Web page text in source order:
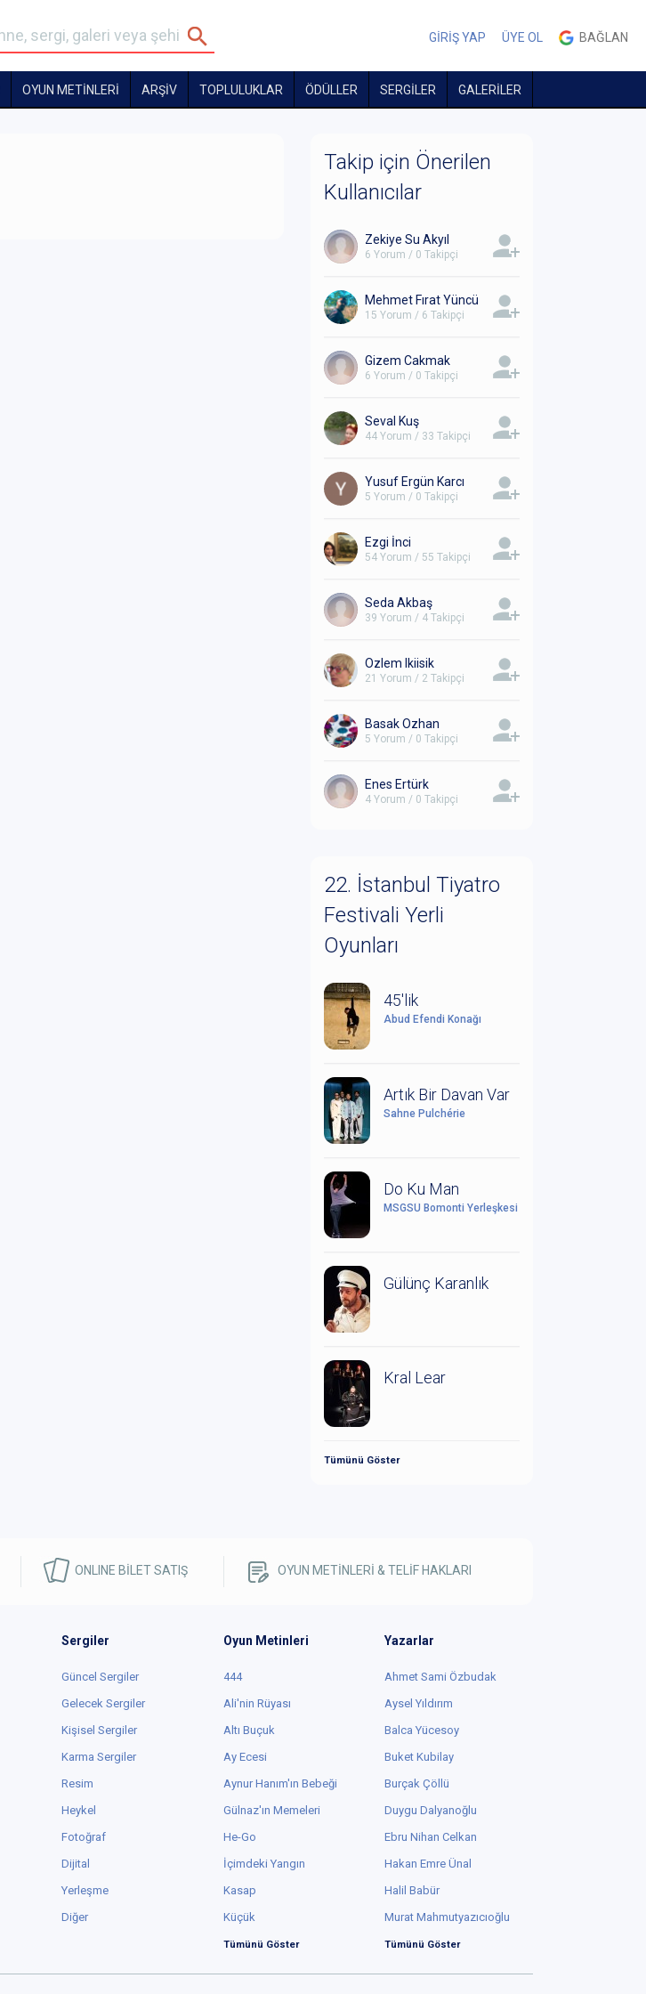
GİRİŞ YAP ÜYE OL BAĞLAN
OYUN METİNLERİ ARŞİV TOPLULUKLAR ÖDÜLLER SERGİLER GALERİLER
Takip için Önerilen
Kullanıcılar
Zekiye Su Akyıl
6 Yorum / 0 Takipçi
Mehmet Fırat Yüncü
15 Yorum / 6 Takipçi
Gizem Cakmak
6 Yorum / 0 Takipçi
Seval Kuş
44 Yorum / 33 Takipçi
Yusuf Ergün Karcı
5 Yorum / 0 Takipçi
Ezgi İnci
54 Yorum / 55 Takipçi
Seda Akbaş
39 Yorum / 4 Takipçi
Ozlem Ikiisik
21 Yorum / 2 Takipçi
Basak Ozhan
5 Yorum / 0 Takipçi
Enes Ertürk
4 Yorum / 0 Takipçi
22. İstanbul Tiyatro
Festivali Yerli
Oyunları
45'lik
Abud Efendi Konağı
Artık Bir Davan Var
Sahne Pulchérie
Do Ku Man
MSGSÜ Bomonti Yerleşkesi
Gülünç Karanlık
Kral Lear
Tümünü Göster
ONLINE BİLET SATIŞ OYUN METİNLERİ & TELİF HAKLARI
Sergiler
Güncel Sergiler
Gelecek Sergiler
Kişisel Sergiler
Karma Sergiler
Resim
Heykel
Fotoğraf
Dijital
Yerleşme
Diğer
Oyun Metinleri
444
Ali'nin Rüyası
Altı Buçuk
Ay Ecesi
Aynur Hanım'ın Bebeği
Gülnaz'ın Memeleri
He-Go
İçimdeki Yangın
Kasap
Küçük
Tümünü Göster
Yazarlar
Ahmet Sami Özbudak
Aysel Yıldırım
Balca Yücesoy
Buket Kubilay
Burçak Çöllü
Duygu Dalyanoğlu
Ebru Nihan Celkan
Hakan Emre Ünal
Halil Babür
Murat Mahmutyazıcıoğlu
Tümünü Göster